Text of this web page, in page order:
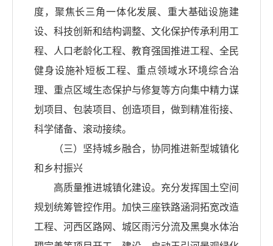
度，聚焦长三角一体化发展、重大基础设施建
设、科技创新和结构调整、文化保护传承利用工
程、人口老龄化工程、教育强国推进工程、全民
健身设施补短板工程、重点领域水环境综合治
理、重点区域生态保护与修复等方向集中精力谋
划项目、包装项目、创造项目，做到精准衔接、
科学储备、滚动接续。
（三）坚持城乡融合，协同推进新型城镇化
和乡村振兴
高质量推进城镇化建设。充分发挥国土空间
规划统筹管控作用。加快三座铁路涵洞拓宽改造
工程、河西区路网、城区雨污分流及黑臭水体治